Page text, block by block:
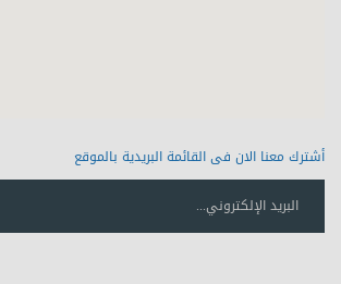
أشترك معنا الان فى القائمة البريدية بالموقع